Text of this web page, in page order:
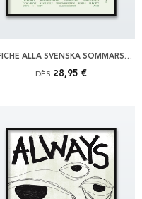
AFFICHE ALLA SVENSKA SOMMARSAKER, GRÖN
DÈS 28,95 €